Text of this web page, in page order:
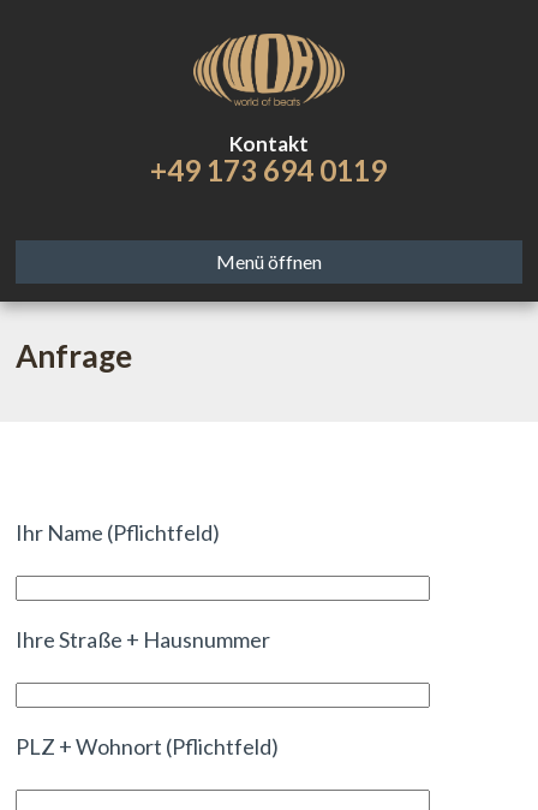
Kontakt
+49 173 694 0119
Menü öffnen
Anfrage
Ihr Name (Pflichtfeld)
Ihre Straße + Hausnummer
PLZ + Wohnort (Pflichtfeld)